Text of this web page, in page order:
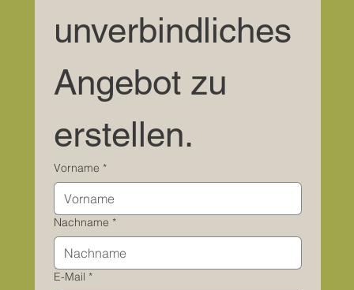
unverbindliches
Angebot zu
erstellen.
Vorname *
Nachname *
E-Mail *